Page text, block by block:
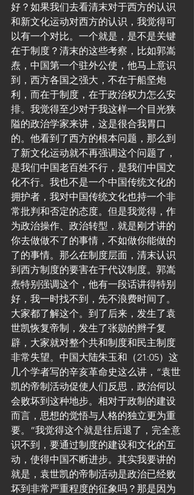
好？如果我们去看清末对于西方的认识
和新文化运动对西方的认识，我觉得可
以有一个对比。一个就是，是不是关键
在于制度？清末的这些考察，比如郭嵩
焘，中国第一个驻外公使，他马上意识
到，西方各国之强大，不在于船坚炮
利，而在于制度，在于政治权力怎么安
排。我觉得至少对于我这样一个目光狭
隘的政治学家来讲，这是很合我胃口
的。他看到了西方的根本问题，那么到
了新文化运动就不再强调这个问题了，
是我们中国老百姓不行，是我们中国文
化不行。我也不是一个中国传统文化的
拥护者，我对中国传统文化也持一个非
常批判和否定的态度。但是我觉得，作
为政治操作、政治转型，就是刚才讲的
你去做做不了的事情，不如做你能做的
了的事情。那么在制度层面，清末认识
到西方制度的要害在于代议制度。郭嵩
焘特别强调这个，他有一段话讲得特别
好，我一时找不到，先不浪费时间了。
大家都了解这个。到了后来，发生了袁
世凯恢复帝制，发生了张勋的辫子复
辟，大家就对整个共和制度和民主制度
非常失望。中国大陆朱玉和（21:05）这
几个学者写的辛亥革命史这么讲，“袁世
凯的帝制活动促使人们反思，政治何以
会败坏到这种地步。相对于政制的建设
而言，思想的觉悟与人格的独立更为重
要。”我觉得这个就是往后退了，完全意
识不到，要通过制度的建设和文化的互
动，使得中国不断进步。其实我要讲的
就是，袁世凯的帝制活动是政治已经败
坏到非常严重程度的征象吗？那是因为